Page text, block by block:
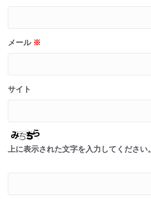
メール ※
サイト
上に表示された文字を入力してください。